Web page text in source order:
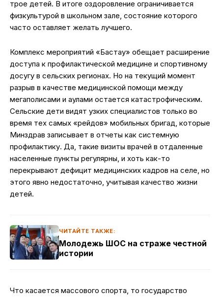
трое детей. В итоге оздоровление ограничивается
физкультурой в школьном зале, состояние которого
часто оставляет желать лучшего.
Комплекс мероприятий «Бастау» обещает расширение
доступа к профилактической медицине и спортивному
досугу в сельских регионах. Но на текущий момент
разрыв в качестве медицинской помощи между
мегаполисами и аулами остается катастрофическим.
Сельские дети видят узких специалистов только во
время тех самых «рейдов» мобильных бригад, которые
Минздрав записывает в отчеты как системную
профилактику. Да, такие визиты врачей в отдаленные
населенные пункты регулярны, и хоть как-то
перекрывают дефицит медицинских кадров на селе, но
этого явно недостаточно, учитывая качество жизни
детей.
ЧИТАЙТЕ ТАКЖЕ:
Молодежь ШОС на страже честной
истории
Что касается массового спорта, то государство